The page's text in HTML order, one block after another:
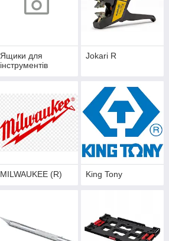
Ящики для
інструментів
Jokari R
MILWAUKEE (R) King Tony